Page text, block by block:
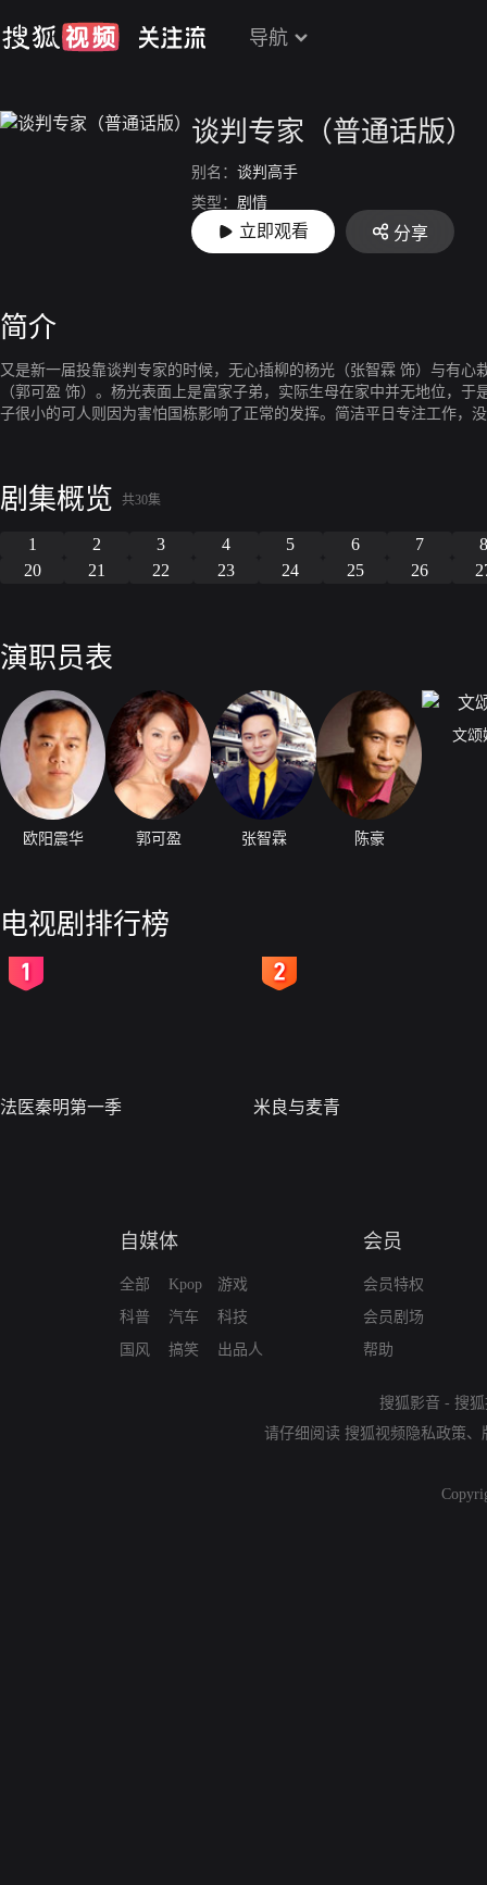
导航
谈判专家（普通话版）
别名： 谈判高手
类型： 剧情
上映： 2002-11-18
立即观看 分享
简介
又是新一届投靠谈判专家的时候，无心插柳的杨光（张智霖 饰）与有
（郭可盈 饰）。杨光表面上是富家子弟，实际生母在家中并无地位，
子很小的可人则因为害怕国栋影响了正常的发挥。简洁平日专注工作，
剧集概览 共30集
1 2 3 4 5 6 7
20
21 22 23 24 25 26
演职员表
欧阳震华 郭可盈 张智霖 陈豪
文颂
电视剧排行榜
法医秦明第一季 米良与麦青
自媒体
全部
科普
国风
Kpop
汽车
搞笑
游戏
科技
出品人
会员
会员特权
会员剧场
帮助
搜狐影音 - 搜
请仔细阅读 搜狐视频隐私政策、